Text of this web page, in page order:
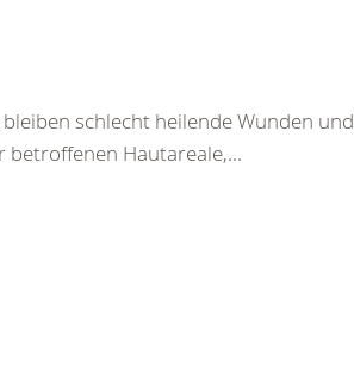
schlecht heilende Wunden und
betroffenen Hautareale,...